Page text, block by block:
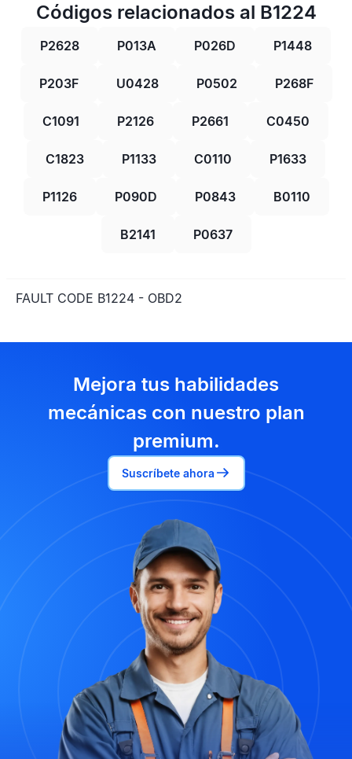
Códigos relacionados al B1224
P2628 P013A P026D P1448
P203F U0428 P0502 P268F
C1091 P2126 P2661 C0450
C1823 P1133 C0110 P1633
P1126 P090D P0843 B0110
B2141 P0637
FAULT CODE B1224 - OBD2
Mejora tus habilidades
mecánicas con nuestro plan
premium.
Suscríbete ahora